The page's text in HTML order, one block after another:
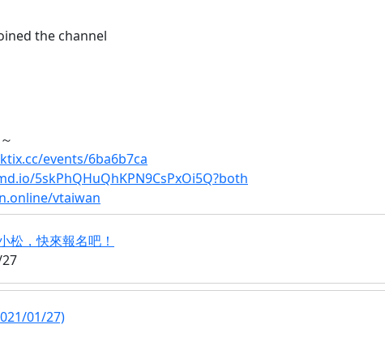
the channel
events/6ba6b7ca
5skPhQHuQhKPN9CsPxOi5Q?both
vtaiwan
松，快來報名吧！
01/27)